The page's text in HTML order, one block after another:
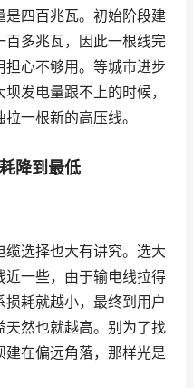
四百兆瓦。初始阶段建
百多兆瓦，因此一根线完
心不够用。等城市进步
发电量跟不上的时候，
一根新的高压线。
降到最低
缆选择也大有讲究。选大
一些，由于输电线拉得
耗就越小，最终到用户
然也就越高。别为了找
在偏远角落，那样光是